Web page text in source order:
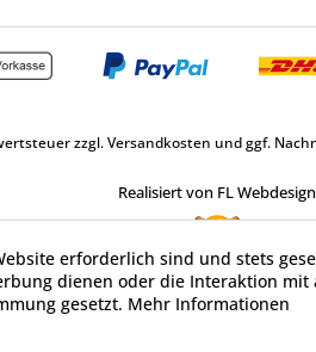
zzgl.Versandkosten und ggf.
Realisiert von FL Webdesign
erforderlich sind und stets
dienen oder die Interaktion mit
gesetzt. Mehr Informationen